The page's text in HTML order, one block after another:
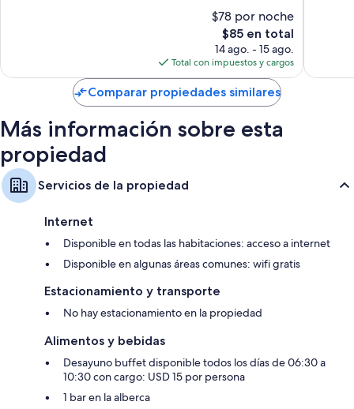
Baños con regaderas y secadoras de cabello
Televisiones de 42 pulgadas con canales por cable
Balcones, teteras eléctricas y servicio de limpieza diario
$78 por noche
El
precio
actual
es
de
$85
$85 en total
14 ago. - 15 ago.
Total con impuestos y cargos
Comparar propiedades similares
Más información sobre esta
propiedad
Servicios de la propiedad
Internet
Disponible en todas las habitaciones: acceso a internet
Disponible en algunas áreas comunes: wifi gratis
Estacionamiento y transporte
No hay estacionamiento en la propiedad
Alimentos y bebidas
Desayuno buffet disponible todos los días de 06:30 a
10:30 con cargo: USD 15 por persona
1 bar en la alberca